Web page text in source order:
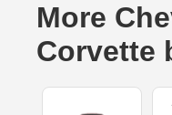
More
Corvette